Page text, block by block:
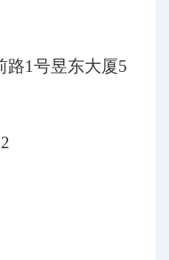
路1号昱东大厦5